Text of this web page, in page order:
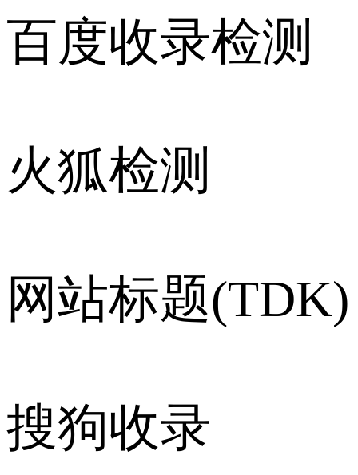
百度收录检测
火狐检测
网站标题(TDK)
搜狗收录